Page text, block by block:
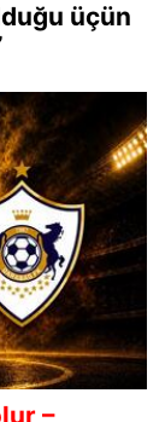
üçün
–